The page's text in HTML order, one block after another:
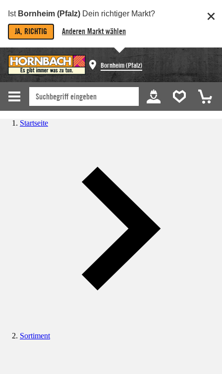
Ist Bornheim (Pfalz) Dein richtiger Markt?
JA, RICHTIG Anderen Markt wählen
Bornheim (Pfalz)
Startseite
Sortiment